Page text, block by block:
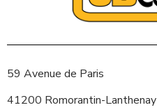
59 Avenue de Paris
41200 Romorantin-Lanthenay